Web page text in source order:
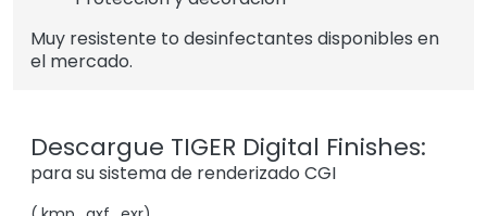
Muy resistente to desinfectantes disponibles en
el mercado.
Descargue TIGER Digital Finishes:
para su sistema de renderizado CGI